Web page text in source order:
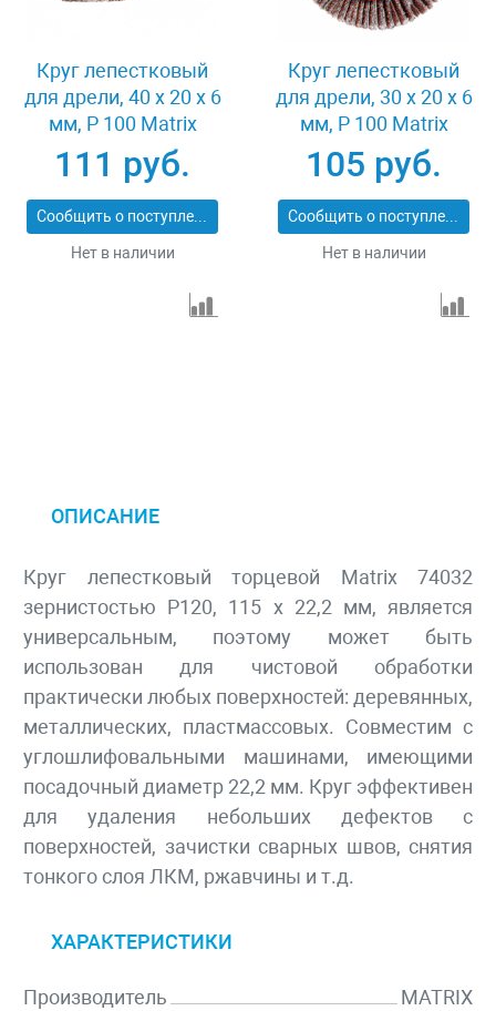
Круг лепестковый
для дрели, 40 х 20 х 6
мм, P 100 Matrix
74168
111 руб.
Сообщить о поступлении
Нет в наличии
Круг лепестковый
для дрели, 30 х 20 х 6
мм, P 100 Matrix
74161
105 руб.
Сообщить о поступлении
Нет в наличии
ОПИСАНИЕ
Круг лепестковый торцевой Matrix 74032
зернистостью Р120, 115 х 22,2 мм, является
универсальным, поэтому может быть
использован для чистовой обработки
практически любых поверхностей: деревянных,
металлических, пластмассовых. Совместим с
углошлифовальными машинами, имеющими
посадочный диаметр 22,2 мм. Круг эффективен
для удаления небольших дефектов с
поверхностей, зачистки сварных швов, снятия
тонкого слоя ЛКМ, ржавчины и т.д.
ХАРАКТЕРИСТИКИ
Производитель
MATRIX